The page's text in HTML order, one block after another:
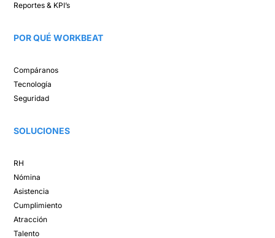
Reportes & KPI’s​
POR QUÉ WORKBEAT​
Compáranos ​
Tecnología​
Seguridad
SOLUCIONES​
RH
Nómina​
Asistencia​
Cumplimiento​
Atracción ​
Talento ​